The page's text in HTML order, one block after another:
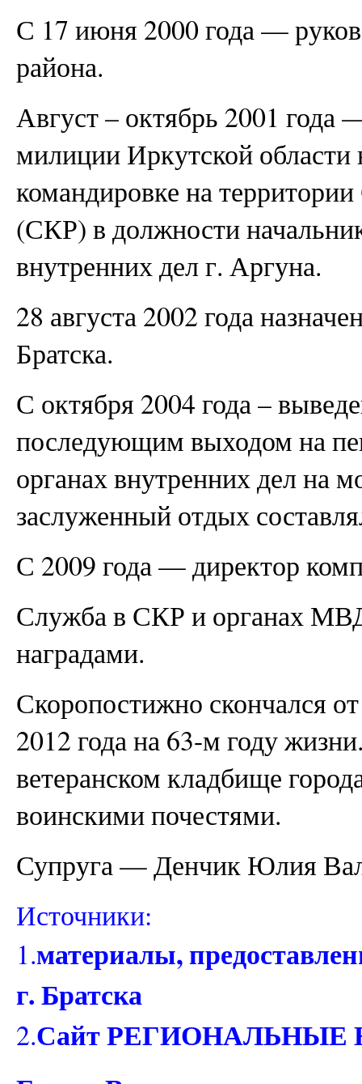
С 17 июня 2000 года —
района.
Август – октябрь 2001 года
милиции Иркутской области
командировке на
(СКР) в должности
внутренних дел г. Аргуна.
28 августа 2002 года
Братска.
С октября 2004 года –
последующим выходом на
органах внутренних дел на
заслуженный отдых
С 2009 года — директор
Служба в СКР и органах
наградами.
Скоропостижно скончался
2012 года на 63-м году
ветеранском кладбище
воинскими почестями.
Супруга — Денчик Юлия
Источники:
1.материалы,
г. Братска
2.Сайт